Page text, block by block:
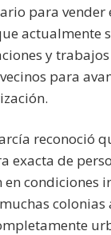
para vender
actualmente
y
para
reconoció
exacta de
en condiciones
colonias